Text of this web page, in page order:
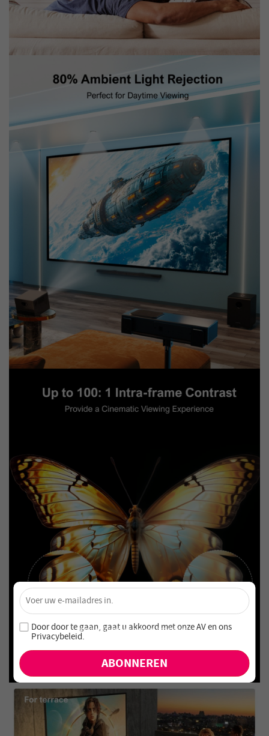
Ontgrendel 4% Korting – Schrijf je nu in!
Word lid van onze nieuwsbrief en mis nooit speciale
aanbiedingen en nieuwe producten!
×
Door door te gaan, gaat u akkoord met onzeAV enons
Privacybeleid.